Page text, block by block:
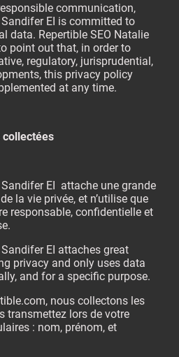
communication,
EI is committed to
data. Repertible SEO Natalie
point out that, in order to
regulatory, jurisprudential,
this privacy policy
at any time.
collectées
EI attache une grande
la vie privée, et n’utilise que
responsable, confidentielle et
EI attaches great
privacy and only uses data
and for a specific purpose.
nous collectons les
transmettez lors de votre
: nom, prénom, et